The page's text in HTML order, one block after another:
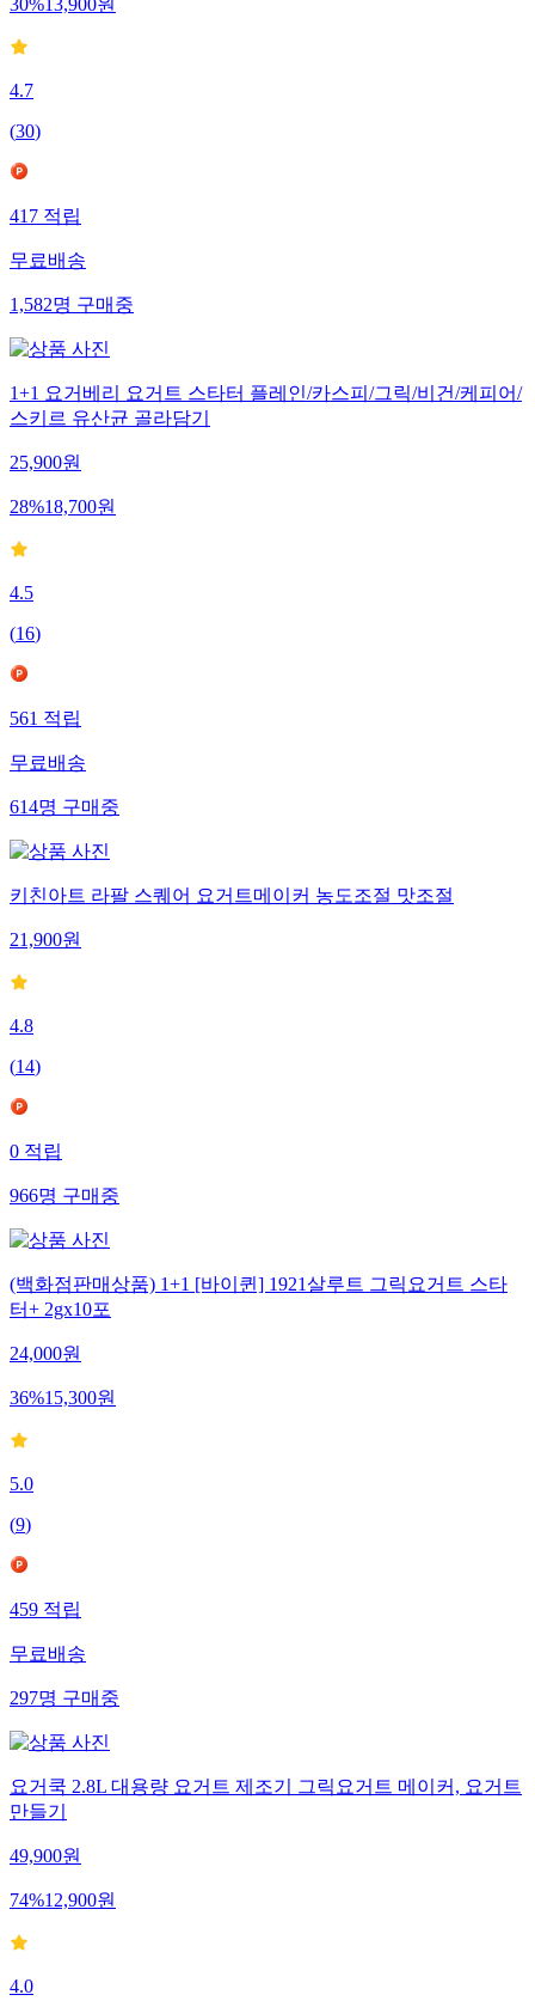
30%13,900원
4.7
(30)
417적립
무료배송
1,582명구매중
1+1 요거베리 요거트 스타터 플레인/카스피/그릭/비건/케피어/
스키르 유산균 골라담기
25,900원
28%18,700원
4.5
(16)
561적립
무료배송
614명구매중
키친아트 라팔 스퀘어 요거트메이커 농도조절 맛조절
21,900원
4.8
(14)
0적립
966명구매중
(백화점판매상품) 1+1 [바이퀸] 1921살루트 그릭요거트 스타
터+ 2gx10포
24,000원
36%15,300원
5.0
(9)
459적립
무료배송
297명구매중
요거쿡 2.8L 대용량 요거트 제조기 그릭요거트 메이커, 요거트
만들기
49,900원
74%12,900원
4.0